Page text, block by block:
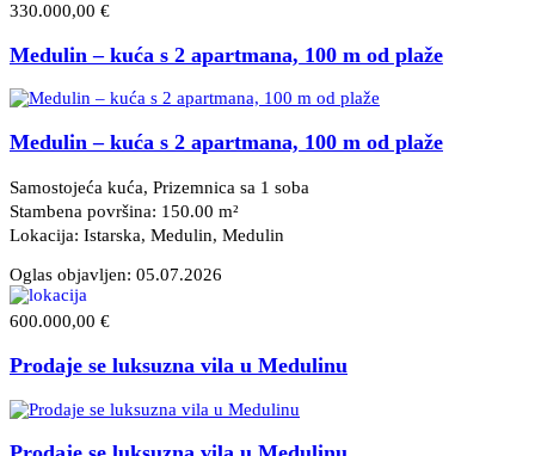
330.000,00 €
Medulin – kuća s 2 apartmana, 100 m od plaže
Medulin – kuća s 2 apartmana, 100 m od plaže
Samostojeća kuća, Prizemnica sa 1 soba
Stambena površina: 150.00 m²
Lokacija: Istarska, Medulin, Medulin
Oglas objavljen: 05.07.2026
600.000,00 €
Prodaje se luksuzna vila u Medulinu